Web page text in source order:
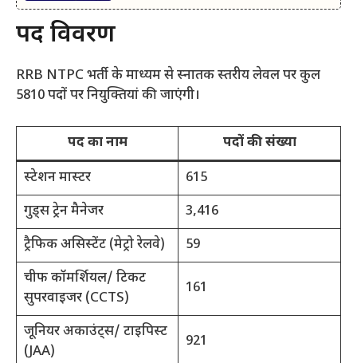
पद विवरण
RRB NTPC भर्ती के माध्यम से स्नातक स्तरीय लेवल पर कुल
5810 पदों पर नियुक्तियां की जाएंगी।
पद का नाम
पदों की संख्या
स्टेशन मास्टर
615
गुड्स ट्रेन मैनेजर
3,416
ट्रैफिक असिस्टेंट (मेट्रो रेलवे)
59
चीफ कॉमर्शियल/ टिकट
सुपरवाइजर (CCTS)
161
जूनियर अकाउंट्स/ टाइपिस्ट
(JAA)
921